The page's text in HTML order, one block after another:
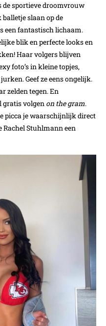
de sportieve droomvrouw
slaan op de
een fantastisch lichaam.
blik en perfecte looks en
Haar volgers blijven
foto’s in kleine topjes,
Geef ze eens ongelijk.
zelden tegen. En
gratis volgen on the gram.
picca je waarschijnlijk direct
Rachel Stuhlmann een